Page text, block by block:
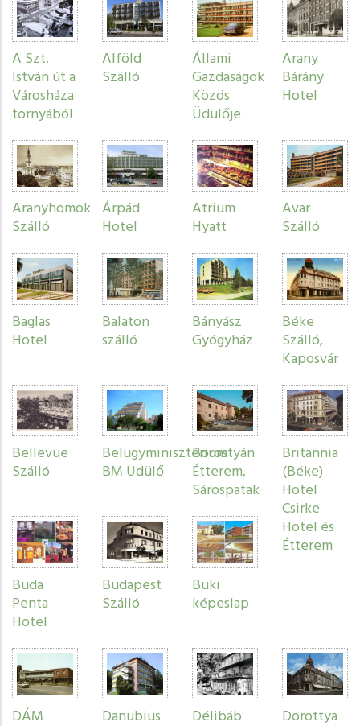
A Szt.
István út a
Városháza
tornyából
Alföld
Szálló
Állami
Gazdaságok
Közös
Üdülője
Arany
Bárány
Hotel
Aranyhomok
Szálló
Árpád
Hotel
Atrium
Hyatt
Avar
Szálló
Baglas
Hotel
Balaton
szálló
Bányász
Gyógyház
Béke
Szálló,
Kaposvár
Bellevue
Szálló
Belügyminisztérium
BM Üdülő
Borostyán
Étterem,
Sárospatak
Britannia
(Béke)
Hotel
Buda
Penta
Hotel
Budapest
Szálló
Büki
képeslap
Csirke
Hotel és
Étterem
DÁM Danubius Délibáb Dorottya